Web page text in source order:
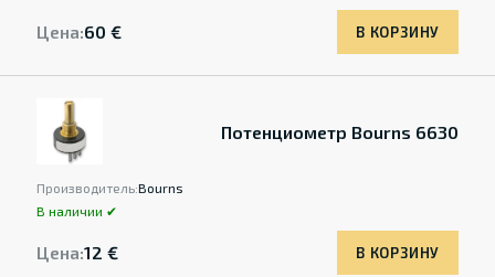
Цена:60 € В КОРЗИНУ
Потенциометр Bourns 6630
Производитель:Bourns
В наличии ✔
Цена:12 € В КОРЗИНУ